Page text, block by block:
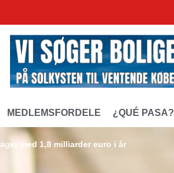
MEDLEMSFORDELE ¿QUÉ PASA?
med 1,8 milliarder euro i år